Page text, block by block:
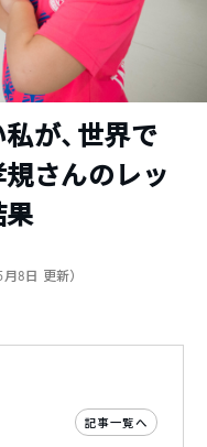
が、世界で
さんのレッ
果
8日 更新）
記事一覧へ